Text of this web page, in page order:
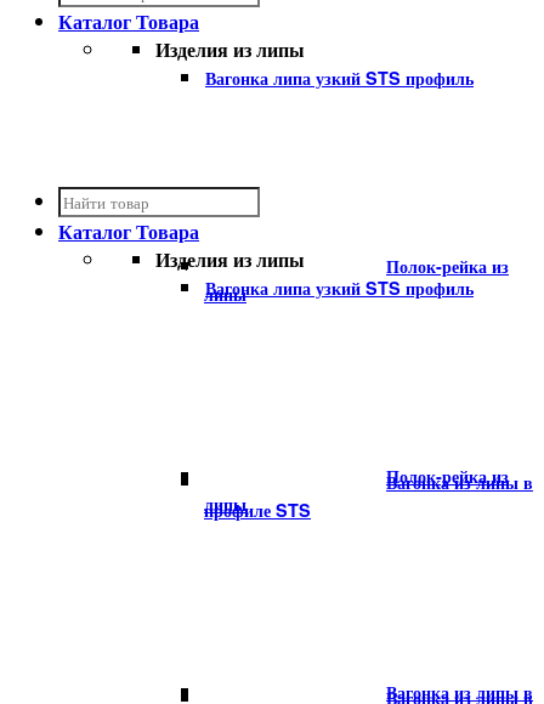
КаталогТовара
Изделия из липы
Вагонка липа узкий STS профиль
Полок-рейка из
липы
Вагонка из липы в
КаталогТовара
Изделия из липы
Вагонка липа узкий STS профиль
Полок-рейка из
липы
Вагонка из липы в
профиле STS
Вагонка из липы в